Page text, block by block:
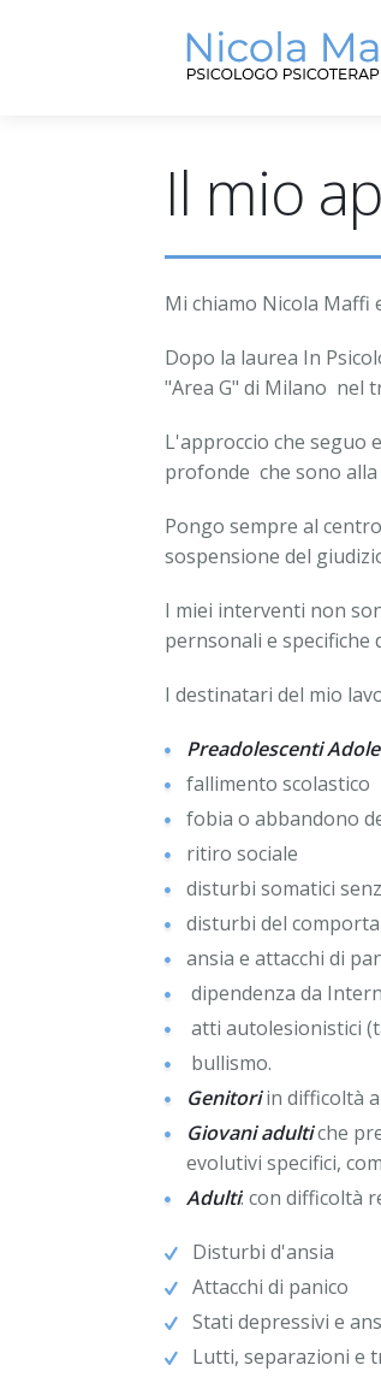
Il mio approccio
Contatti
Il mio
Mi chiamo Nicola Maffi
Dopo la laurea In
"Area G" di Milano nel
L'approccio che seguo
profonde che sono
Pongo sempre al
sospensione del
I miei interventi non
pernsonali e specifiche
I destinatari del mio
Preadolescenti
fallimento scolastico
fobia o abbandono
ritiro sociale
disturbi somatici
disturbi del
ansia e attacchi di
dipendenza da
atti autolesionistici
bullismo.
Genitoriin difficoltà
Giovani adultiche
evolutivi specifici,
Adulti: con difficoltà
Disturbi d'ansia
Attacchi di panico
Stati depressivi e
Lutti, separazioni e